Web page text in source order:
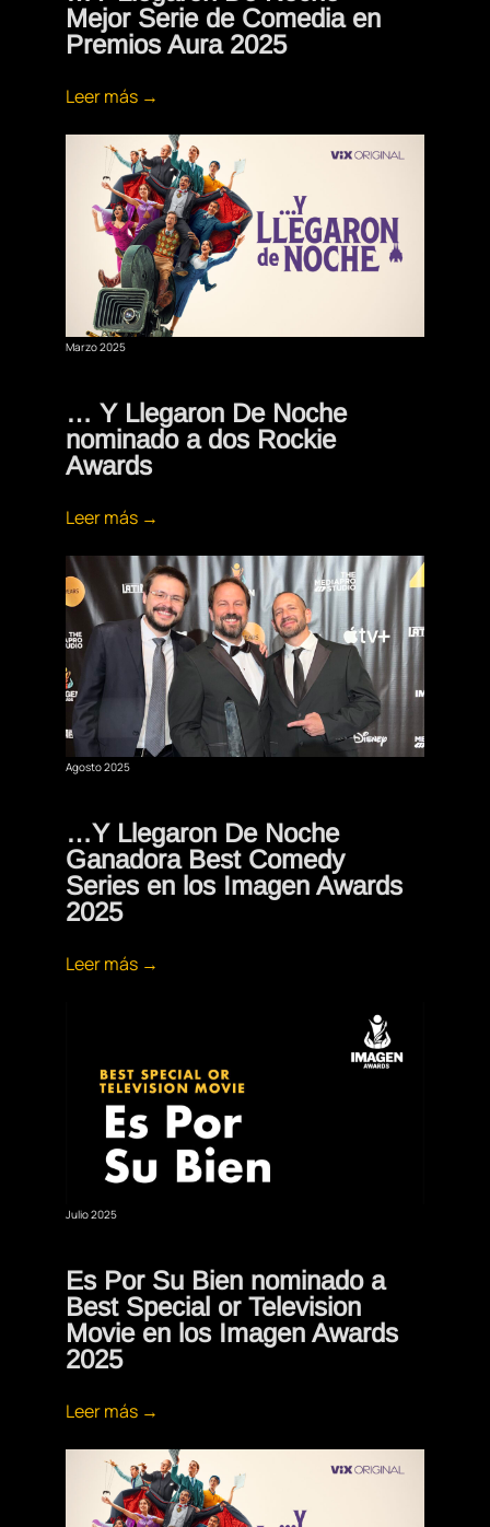
Mejor Serie de Comedia en
Premios Aura 2025
Leer más →
Marzo 2025
… Y Llegaron De Noche
nominado a dos Rockie
Awards
Leer más →
Agosto 2025
…Y Llegaron De Noche
Ganadora Best Comedy
Series en los Imagen Awards
2025
Leer más →
Julio 2025
Es Por Su Bien nominado a
Best Special or Television
Movie en los Imagen Awards
2025
Leer más →